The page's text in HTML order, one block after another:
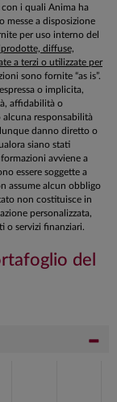
i quali Anima ha
messe a disposizione
per uso interno del
diffuse,
a terzi o utilizzate per
sono fornite “as is”.
o implicita,
affidabilità o
alcuna responsabilità
danno diretto o
siano stati
avviene a
essere soggette a
assume alcun obbligo
non costituisce in
personalizzata,
o servizi finanziari.
del